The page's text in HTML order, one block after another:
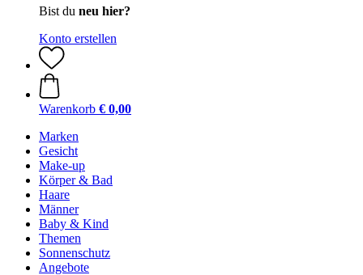
Bist du neu hier?
Konto erstellen
Warenkorb € 0,00
Marken
Gesicht
Make-up
Körper & Bad
Haare
Männer
Baby & Kind
Themen
Sonnenschutz
Angebote